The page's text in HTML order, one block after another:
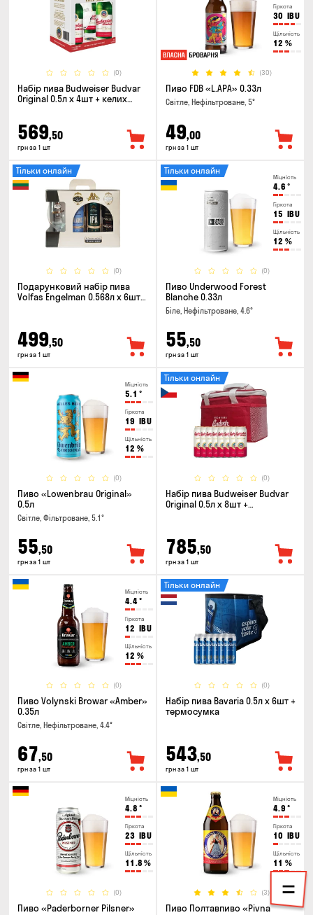
(0)
Набір пива Budweiser Budvar
Original 0.5л х 4шт + келих
569,50
грн за 1 шт
Гіркота
30 IBU
Щільність
12 %
(30)
Пиво FDB «L.APA» 0.33л
Світле, Нефільтроване, 5°
49,00
грн за 1 шт
(0)
Тільки онлайн
Подарунковий набір пива
Volfas Engelman 0.568л x 6шт +
499,50
грн за 1 шт
Міцність
4.6 °
Гіркота
15 IBU
Щільність
12 %
(0)
Тільки онлайн
Пиво Underwood Forest
Blanche 0.33л
Біле, Нефільтроване, 4.6°
55,50
грн за 1 шт
Міцність
5.1 °
Гіркота
19 IBU
Щільність
12 %
(0)
Пиво «Lowenbrau Original»
0.5л
Світле, Фільтроване, 5.1°
55,50
грн за 1 шт
(0)
Тільки онлайн
Набір пива Budweiser Budvar
Original 0.5л х 8шт +
785,50
грн за 1 шт
Міцність
4.4°
Гіркота
12 IBU
Щільність
12 %
(0)
Пиво Volynski Browar «Amber»
0.35л
Світле, Нефільтроване, 4.4°
67,50
грн за 1 шт
(0)
Тільки онлайн
Набір пива Bavaria 0.5л х 6шт +
термосумка
543,50
грн за 1 шт
Міцність
4.8 °
Гіркота
23 IBU
Щільність
11.8 %
(0)
Пиво «Paderborner Pilsner»
Міцність
4.9 °
Гіркота
10 IBU
Щільність
11 %
(3)
Пиво Полтавпиво «Pivna